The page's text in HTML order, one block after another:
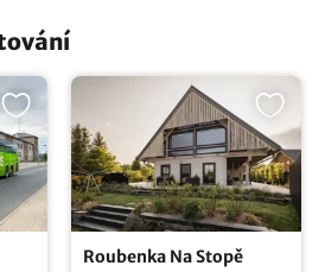
Roubenka Na Stopě